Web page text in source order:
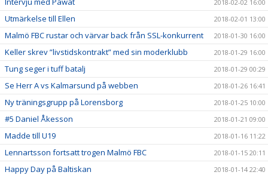
2018-02-02 16:00
Utmärkelse till Ellen 2018-02-01 13:00
Malmö FBC rustar och värvar back från SSL-konkurrent 2018-01-30 16:00
Keller skrev ”livstidskontrakt” med sin moderklubb 2018-01-29 16:00
Tung seger i tuff batalj 2018-01-29 00:29
Se Herr A vs Kalmarsund på webben 2018-01-26 16:41
Ny träningsgrupp på Lorensborg 2018-01-25 10:00
#5 Daniel Åkesson 2018-01-21 09:00
Madde till U19 2018-01-16 11:22
Lennartsson fortsatt trogen Malmö FBC 2018-01-15 20:11
Happy Day på Baltiskan 2018-01-14 22:40